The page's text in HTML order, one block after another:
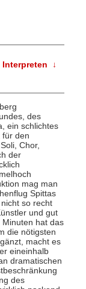
Interpreten ↓
des
ein schlichtes
für den
Chor,
der
mag man
Spittas
so recht
und gut
hat das
die nötigsten
macht es
eineinhalb
dramatischen
des